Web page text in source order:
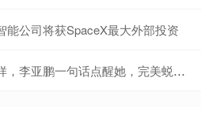
能公司将获SpaceX最大外部投资
点醒她，完美蜕变成女神！_外界压力_气质_个性